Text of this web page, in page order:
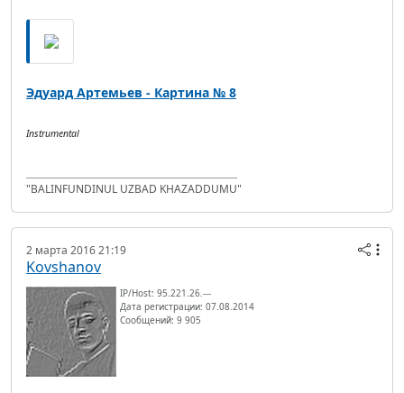
Эдуард Артемьев - Картина № 8
Instrumental
"BALINFUNDINUL UZBAD KHAZADDUMU"
2 марта 2016 21:19
Kovshanov
IP/Host: 95.221.26.---
Дата регистрации: 07.08.2014
Сообщений: 9 905